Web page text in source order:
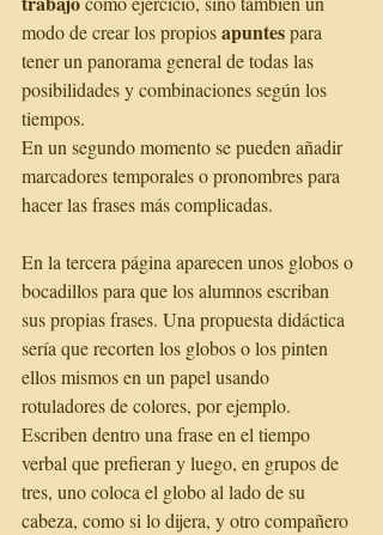
modo de crear los propios apuntes para
tener un panorama general de todas las
posibilidades y combinaciones según los
tiempos.
En un segundo momento se pueden añadir
marcadores temporales o pronombres para
hacer las frases más complicadas.
En la tercera página aparecen unos globos o
bocadillos para que los alumnos escriban
sus propias frases. Una propuesta didáctica
sería que recorten los globos o los pinten
ellos mismos en un papel usando
rotuladores de colores, por ejemplo.
Escriben dentro una frase en el tiempo
verbal que prefieran y luego, en grupos de
tres, uno coloca el globo al lado de su
cabeza, como si lo dijera, y otro compañero